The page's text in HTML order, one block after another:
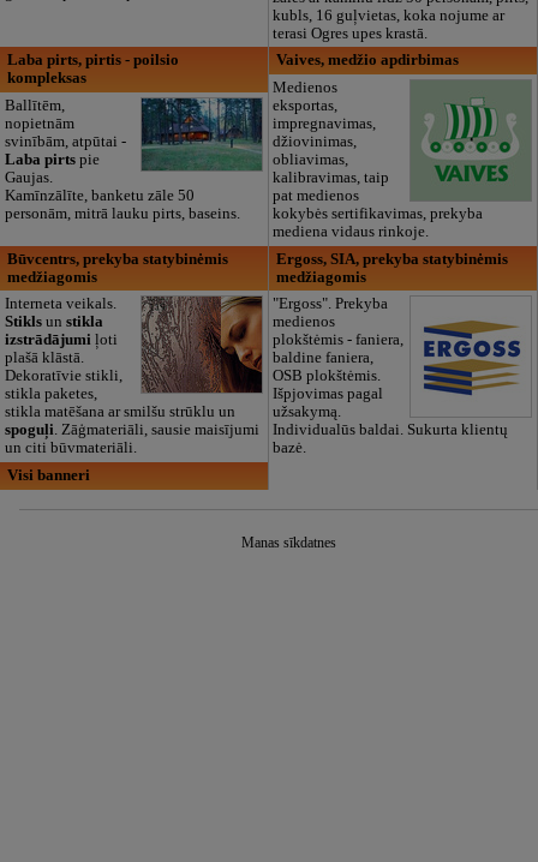
kubls, 16 guļvietas, koka nojume ar
terasi Ogres upes krastā.
Laba pirts, pirtis - poilsio
kompleksas
Ballītēm,
nopietnām
svinībām, atpūtai -
Laba pirtspie
Gaujas.
Kamīnzālīte, banketu zāle 50
personām, mitrā lauku pirts, baseins.
Vaives, medžio apdirbimas
Medienos
eksportas,
impregnavimas,
džiovinimas,
obliavimas,
kalibravimas, taip
pat medienos
kokybės sertifikavimas, prekyba
mediena vidaus rinkoje.
Būvcentrs, prekyba statybinėmis
medžiagomis
Interneta veikals.
Stiklsun stikla
izstrādājumiļoti
plašā klāstā.
Dekoratīvie stikli,
stikla paketes,
stikla matēšana ar smilšu strūklu un
spoguļi. Zāģmateriāli, sausie maisījumi
un citi būvmateriāli.
Ergoss, SIA, prekyba statybinėmis
medžiagomis
"Ergoss". Prekyba
medienos
plokštėmis - faniera,
baldine faniera,
OSB plokštėmis.
Išpjovimas pagal
užsakymą.
Individualūs baldai. Sukurta klientų
bazė.
Visi banneri
Manas sīkdatnes